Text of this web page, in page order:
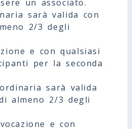
un associato.
sarà valida con
2/3 degli
e con qualsiasi
per la seconda
sarà valida
almeno 2/3 degli
e con